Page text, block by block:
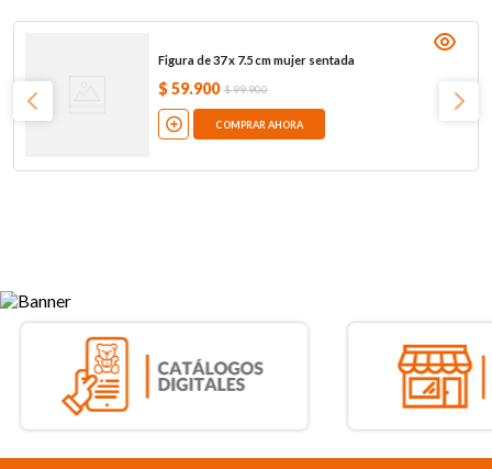
Figura de 37 x 7.5 cm mujer sentada
$ 59.900 $99.900
COMPRAR AHORA